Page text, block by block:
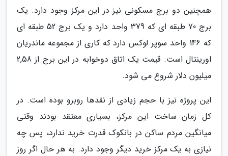
همچنین دو برج مسکونی نیز در این مرکز وجود دارد. یک
برج 70 طبقه ای که 379 واحد دارد و یک برج 52 طبقه ای
که 146 واحد سوپر لوکس دارد که کاری از مجموعه ماندریان
اورینتال است. قیمت یک اتاق دوخوابه در این برج از 2,58
میلیون دلار شروع می شود.
این پروژه نیز با حجم زیادی از نقدها روبرو بوده است. در
کل زمان ساخت این مرکز، بسیاری معتقد بودند وقتی
میانگین مردم ساکن در بانکوک قدرت خرید ندارد، پس چه
نیازی به یک مرکز خرید دیگر وجود دارد. به هر حال اگر روز